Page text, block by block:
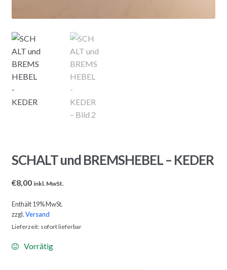
SCHALT und BREMSHEBEL – KEDER
€8,00 inkl. MwSt.
Enthält 19% MwSt.
zzgl.Versand
Lieferzeit: sofort lieferbar
Vorrätig